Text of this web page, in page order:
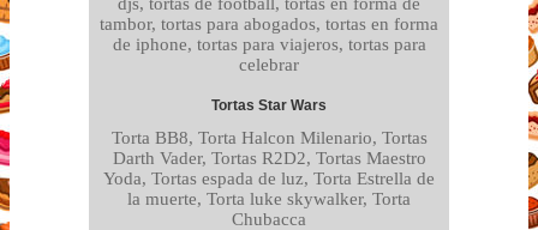
tambor, tortas para abogados, tortas en forma
de iphone, tortas para viajeros, tortas para
celebrar
Tortas Star Wars
Torta BB8, Torta Halcon Milenario, Tortas
Darth Vader, Tortas R2D2, Tortas Maestro
Yoda, Tortas espada de luz, Torta Estrella de
la muerte, Torta luke skywalker, Torta
Chubacca